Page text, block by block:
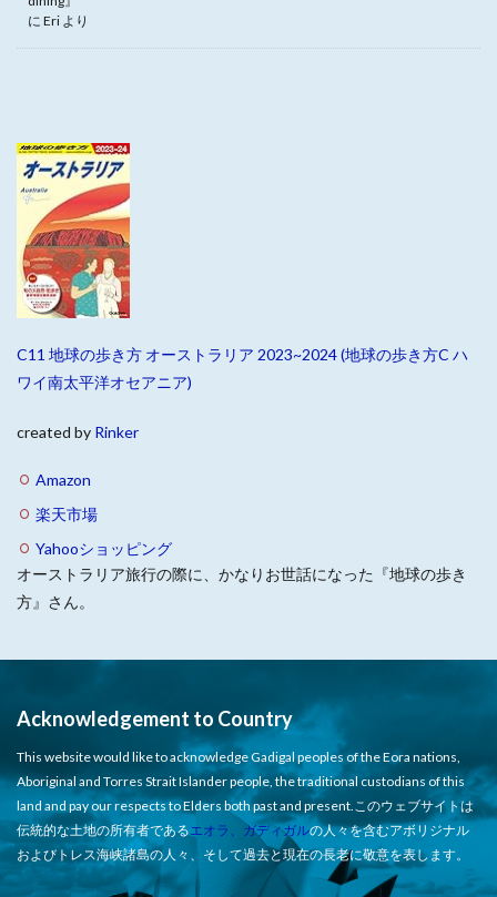
に Eri より
C11 地球の歩き方 オーストラリア 2023~2024 (地球の歩き方C ハ
ワイ南太平洋オセアニア)
created by Rinker
Amazon
楽天市場
Yahooショッピング
オーストラリア旅行の際に、かなりお世話になった『地球の歩き
方』さん。
Acknowledgement to Country
This website would like to acknowledge Gadigal peoples of the Eora nations,
Aboriginal and Torres Strait Islander people, the traditional custodians of this
land and pay our respects to Elders both past and present.このウェブサイトは
伝統的な土地の所有者であるエオラ、ガディガルの人々を含むアボリジナル
およびトレス海峡諸島の人々、そして過去と現在の長老に敬意を表します。